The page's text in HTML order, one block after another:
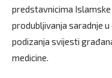
predstavnicima Islamske
produbljivanja saradnje
podizanja svijesti
medicine.